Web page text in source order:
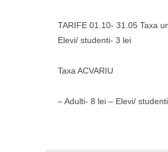
TARIFE 01.10- 31.05 Taxa
Elevi/ studenti- 3 lei
Taxa ACVARIU
– Adulti- 8 lei – Elevi/